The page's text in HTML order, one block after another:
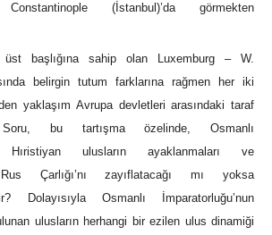
(İstanbul)’da görmekten
üst başlığına sahip olan Luxemburg – W.
belirgin tutum farklarına rağmen her iki
yaklaşım Avrupa devletleri arasındaki taraf
bu tartışma özelinde, Osmanlı
Hıristiyan ulusların ayaklanmaları ve
Rus Çarlığı’nı zayıflatacağı mı yoksa
Dolayısıyla Osmanlı İmparatorluğu’nun
ulusların herhangi bir ezilen ulus dinamiği